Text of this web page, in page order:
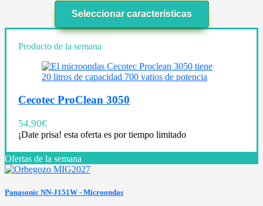
Seleccionar características
Producto de la semana
Cecotec ProClean 3050
54,90€
¡Date prisa! esta oferta es por tiempo limitado
Ofertas de la semana
Panasonic NN-J151W - Microondas